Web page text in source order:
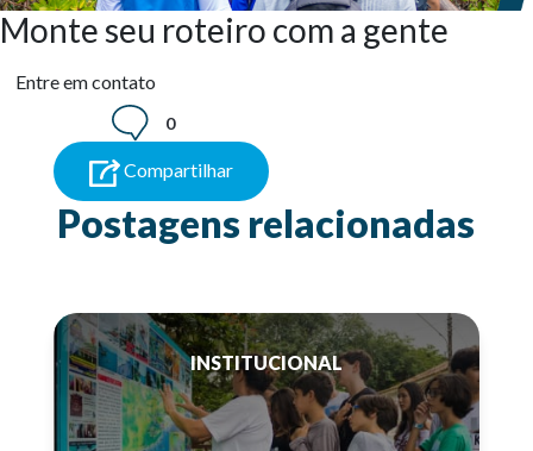
Monte seu roteiro com a gente
Entre em contato
0
Compartilhar
Postagens relacionadas
INSTITUCIONAL